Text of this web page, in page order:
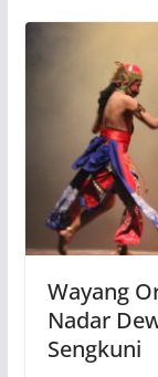
Wayang
Nadar
Sengkuni